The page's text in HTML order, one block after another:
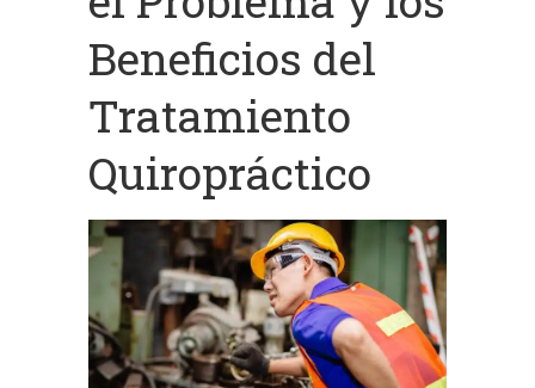
Beneficios del
Tratamiento
Quiropráctico